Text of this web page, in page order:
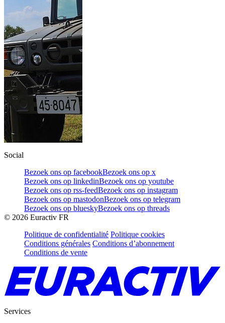
Social
Bezoek ons op facebookBezoek ons op x
Bezoek ons op linkedinBezoek ons op youtube
Bezoek ons op rss-feedBezoek ons op instagram
Bezoek ons op mastodonBezoek ons op telegram
Bezoek ons op blueskyBezoek ons op threads
© 2026 Euractiv FR
Politique de confidentialité Politique cookies
Conditions générales Conditions d’abonnement
Conditions de vente
Services